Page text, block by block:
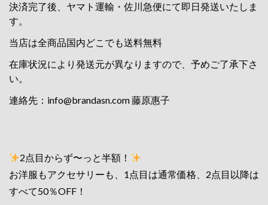
決済完了後、ヤマト運輸・佐川急便にて即日発送いたしま
す。
当店は全商品国内どこでも送料無料
在庫状況により発送元が異なりますので、予めご了承下さ
い。
連絡先： info@brandasn.com藤原惠子
2点目からず〜っと半額！
お洋服もアクセサリーも、1点目は通常価格、2点目以降は
すべて50％OFF！